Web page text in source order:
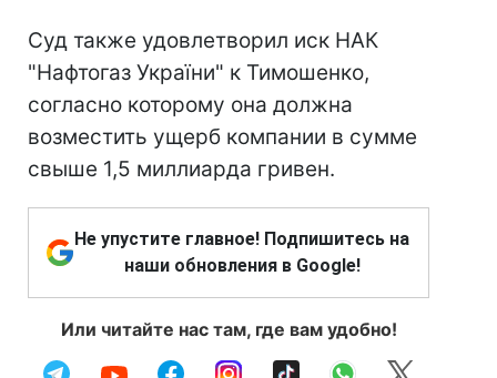
Суд также удовлетворил иск НАК
"Нафтогаз України" к Тимошенко,
согласно которому она должна
возместить ущерб компании в сумме
свыше 1,5 миллиарда гривен.
Не упустите главное! Подпишитесь на
наши обновления в Google!
Или читайте нас там, где вам удобно!